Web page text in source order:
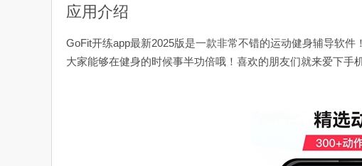
应用介绍
GoFit开练app最新2025版是一款非常不错的运动健身辅导软
大家能够在健身的时候事半功倍哦！喜欢的朋友们就来爱下手